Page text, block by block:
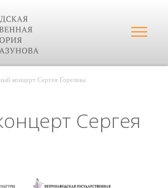
концерт Сергея Горелика
Сергея